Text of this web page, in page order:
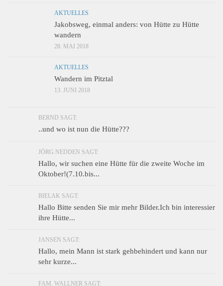
AKTUELLES
Jakobsweg, einmal anders: von Hütte zu Hütte
wandern
28. MAI 2018
AKTUELLES
Wandern im Pitztal
13. JUNI 2018
BERND SAGT:
..und wo ist nun die Hütte???
JÖRG NEDDEN SAGT:
Hallo, wir suchen eine Hütte für die zweite Woche im
Oktober!(7.10.bis...
BIELAK SAGT:
Hallo Bitte senden Sie mir mehr Bilder.Ich bin interessier
ihre Hütte...
JANSEN SAGT:
Hallo, mein Mann ist stark gehbehindert und kann nur
sehr kurze...
FAM. WALLNER SAGT: